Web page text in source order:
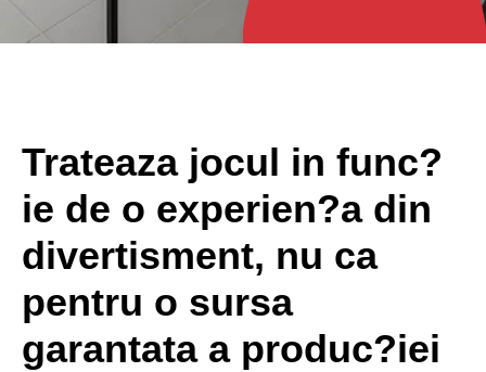
Trateaza jocul in func?
ie de o experien?a din
divertisment, nu ca
pentru o sursa
garantata a produc?iei